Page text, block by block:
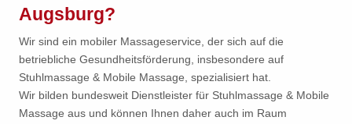
Augsburg?
Wir sind ein mobiler Massageservice, der sich auf die
betriebliche Gesundheitsförderung, insbesondere auf
Stuhlmassage & Mobile Massage, spezialisiert hat.
Wir bilden bundesweit Dienstleister für Stuhlmassage & Mobile
Massage aus und können Ihnen daher auch im Raum